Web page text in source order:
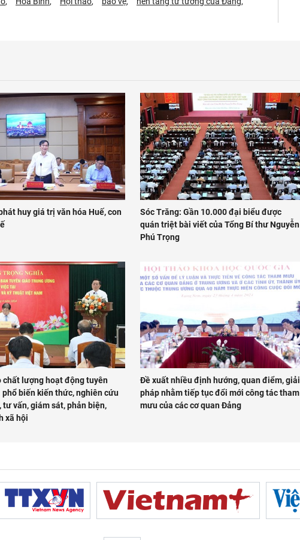
huy giá trị văn hóa Huế, con
Sóc Trăng: Gần 10.000 đại biểu được
quán triệt bài viết của Tổng Bí thư Nguyễn
Phú Trọng
chất lượng hoạt động tuyên
phổ biến kiến thức, nghiên cứu
tư vấn, giám sát, phản biện,
xã hội
Đề xuất nhiều định hướng, quan điểm, giải
pháp nhằm tiếp tục đổi mới công tác tham
mưu của các cơ quan Đảng